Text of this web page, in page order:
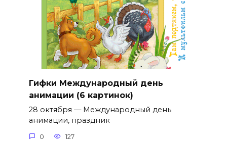
Гифки Международный день
анимации (6 картинок)
28 октября — Международный день
анимации, праздник
0 127